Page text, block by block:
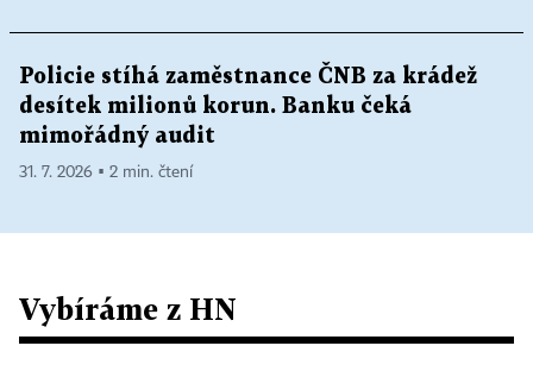
Policie stíhá zaměstnance ČNB za krádež
desítek milionů korun. Banku čeká
mimořádný audit
31. 7. 2026 ▪ 2 min. čtení
Vybíráme z HN